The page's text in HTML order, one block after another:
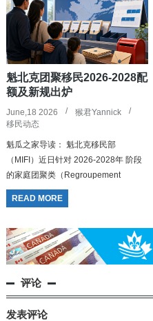
魁北克团聚移民2026-2028配
额及新规出炉
June,18 2026
猴君Yannick
移民动态
魁瓜之家导读： 魁北克移民部
（MIFI）近日针对 2026-2028年 阶段
的家庭团聚类（Regroupement
familial）担保申请做出了重大政策调
整。自 2026年7月2日 起...
READ MORE
评论
发表评论